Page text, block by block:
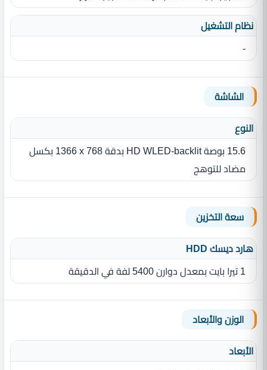
نظام التشغيل
-
الشاشة
النوع
15.6 بوصة HD WLED-backlit بدقة ‎1366 x 768 بكسل
مضاد للتوهج
سعة التخزين
هارد ديسك HDD
1 تيرا بايت بمعدل دوارن 5400 لفة في الدقيقة
الوزن والأبعاد
الأبعاد